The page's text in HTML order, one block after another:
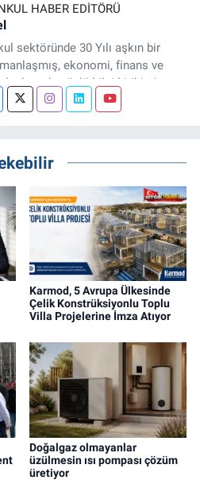
HABER EDITÖRÜ
sektöründe 30 Yılı aşkın bir
ekonomi, finans ve
güçlü bilgi birikimine
medya odaklı deneyimli bir
haber, analiz ve özel
konusunda yetkinim.
Karmod, 5 Avrupa Ülkesinde
Çelik Konstrüksiyonlu Toplu
Villa Projelerine İmza Atıyor
Doğalgaz olmayanlar
üzülmesin ısı pompası çözüm
üretiyor